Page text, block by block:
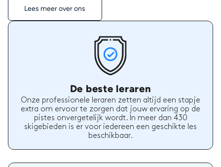
Lees meer over ons
De beste leraren
Onze professionele leraren zetten altijd een stapje
extra om ervoor te zorgen dat jouw ervaring op de
pistes onvergetelijk wordt. In meer dan 430
skigebieden is er voor iedereen een geschikte les
beschikbaar.